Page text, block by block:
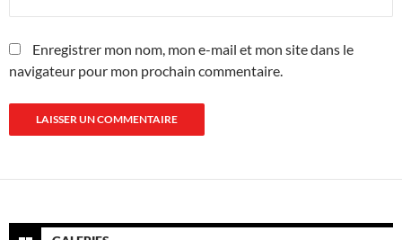
Enregistrer mon nom, mon e-mail et mon site dans le
navigateur pour mon prochain commentaire.